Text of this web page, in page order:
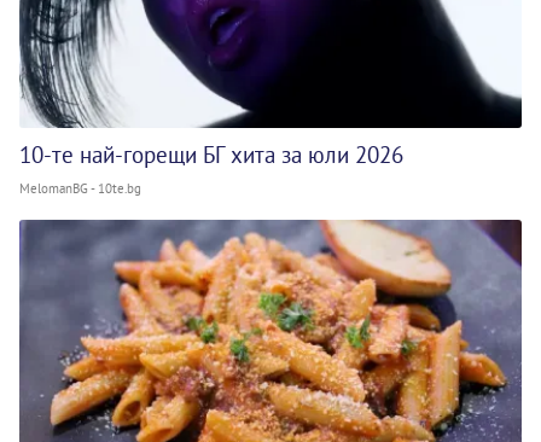
10-те най-горещи БГ хита за юли 2026
MelomanBG - 10te.bg